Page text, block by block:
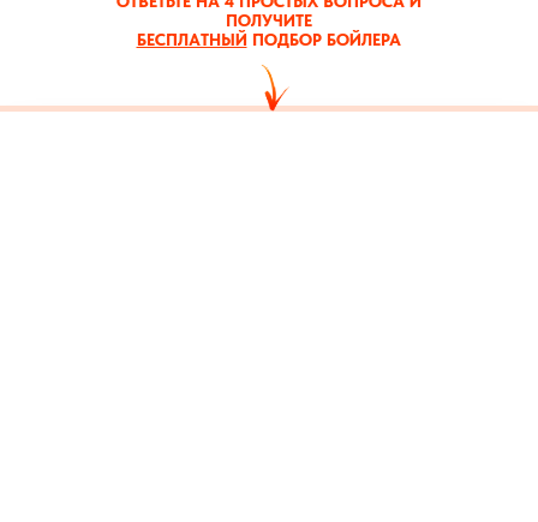
ПОЛУЧИТЕ
БЕСПЛАТНЫЙ ПОДБОР БОЙЛЕРА